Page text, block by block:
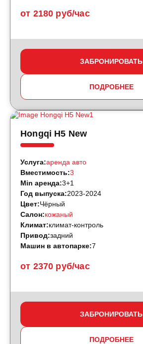
от 2180 руб/час
ЗАБРОНИРОВАТЬ
ПОДРОБНЕЕ
Hongqi H5 New
от 2370 руб/час
Услуга:аренда авто
Вместимость:3
Min аренда:3+1
Год выпуска:2023-2024
Цвет:Чёрный
Салон:кожаный
Климат:климат-контроль
Привод:задний
Машин в автопарке:7
ЗАБРОНИРОВАТЬ
ПОДРОБНЕЕ